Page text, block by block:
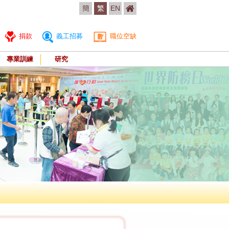
簡 繁 EN
捐款 義工招募 職位空缺
專業訓練 研究